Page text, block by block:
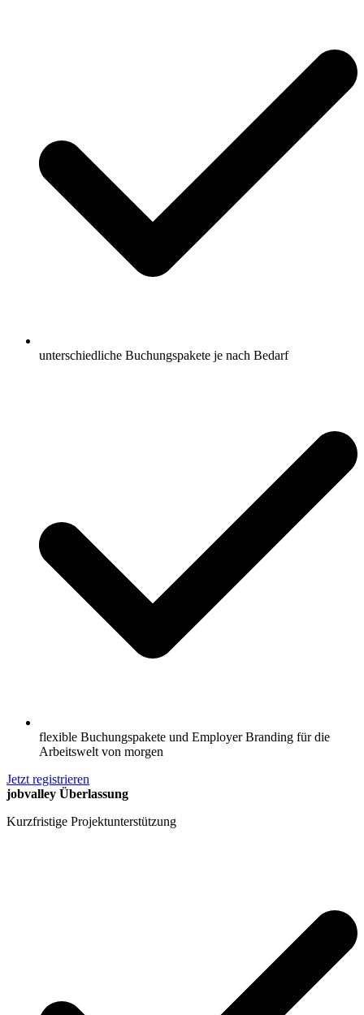
unterschiedliche Buchungspakete je nach Bedarf
flexible Buchungspakete und Employer Branding für die
Arbeitswelt von morgen
Jetzt registrieren
jobvalley Überlassung
Kurzfristige Projektunterstützung